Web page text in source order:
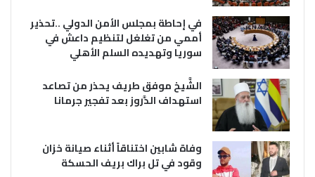
في إحاطة بمجلس الأمن الدولي ..تحذير
أممي من تغلغل لتنظيم داعش في
سوريا وتهديده السلم الأهلي
الشَّيخ موفق طريف يحذر من تصاعد
استهداف الدَّروز بعد تفجير جرمانا
وفاة شابين اختناقاً أثناء صيانة خزان
وقود في تل براك بريف الحسكة